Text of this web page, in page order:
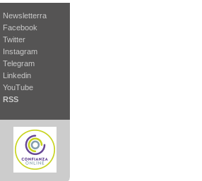
Newsletterra
Facebook
Twitter
Instagram
Telegram
Linkedin
YouTube
RSS